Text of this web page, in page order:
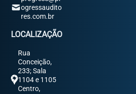
ogressaudito
res.com.br
LOCALIZAÇÃO
Rua
Conceição,
233; Sala
1104 e 1105
Centro,